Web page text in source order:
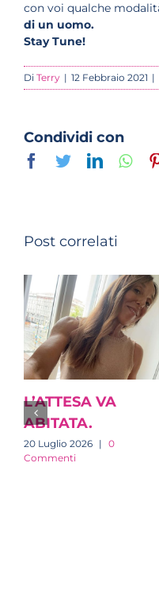
con voi qualche
di un uomo.
Stay Tune!
Di Terry | 12 Febbraio 2021 |
Condividi con
Facebook
Twitter
Post correlati
L’ATTESA VA
ABITATA.
20 Luglio 2026 | 0
Commenti